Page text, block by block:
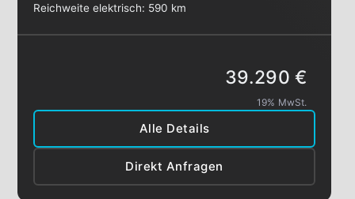
Reichweite elektrisch: 590 km
Alle Details
Direkt Anfragen
39.290 €
19% MwSt.